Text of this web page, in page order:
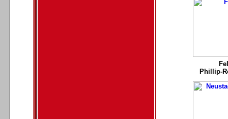
Phillip-